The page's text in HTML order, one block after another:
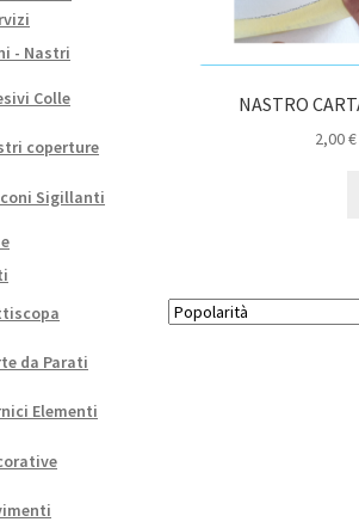
NASTRO
2,00€
- Nastri
Colle
coperture
Sigillanti
da Parati
Elementi